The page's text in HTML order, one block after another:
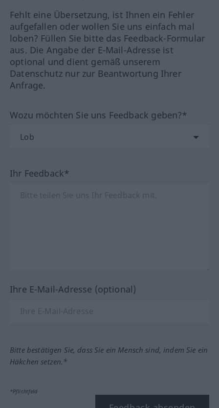
Fehlt eine Übersetzung, ist Ihnen ein Fehler
aufgefallen oder wollen Sie uns einfach mal
loben? Füllen Sie bitte das Feedback-Formular
aus. Die Angabe der E-Mail-Adresse ist
optional und dient gemäß unserem
Datenschutz nur zur Beantwortung Ihrer
Anfrage.
Wozu möchten Sie uns Feedback geben?*
Ihr Feedback*
Ihre E-Mail-Adresse (optional)
Bitte bestätigen Sie, dass Sie ein Mensch sind, indem Sie ein
Häkchen setzen.*
*Pflichtfeld